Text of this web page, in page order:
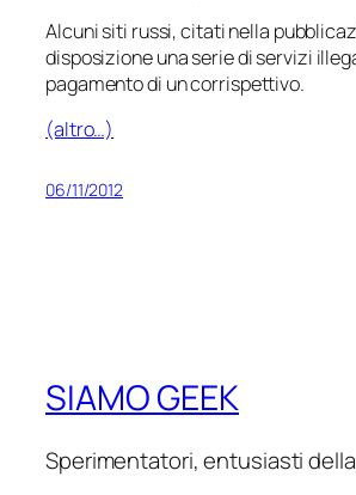
Alcuni siti russi, citati nella
disposizione una serie di servizi
pagamento di un corrispettivo.
(altro…)
06/11/2012
SIAMO GEEK
Sperimentatori, entusiasti